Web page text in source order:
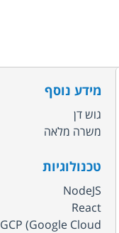
מידע נוסף
גוש דן
משרה מלאה
טכנולוגיות
NodeJS
React
GCP (Google Cloud